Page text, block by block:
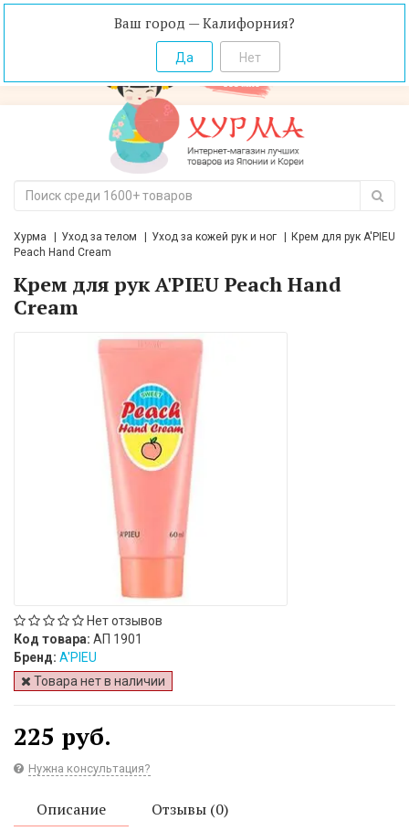
Ваш город — Калифорния?
Хурма Уход за телом Уход за кожей рук и ног
Крем для рук A'PIEU
Peach Hand Cream
Крем для рук A'PIEU Peach Hand
Cream
Нет отзывов
Код товара: АП 1901
Бренд: A'PIEU
Товара нет в наличии
225 руб.
Нужна консультация?
Описание
Отзывы (0)